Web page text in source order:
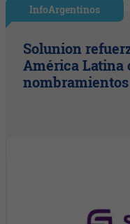
InfoArgentinos
Solunion
América Latina
nombramientos